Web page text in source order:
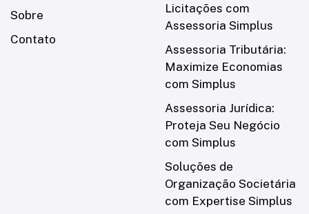
Sobre
Contato
Licitações com
Assessoria Simplus
Assessoria Tributária:
Maximize Economias
com Simplus
Assessoria Jurídica:
Proteja Seu Negócio
com Simplus
Soluções de
Organização Societária
com Expertise Simplus